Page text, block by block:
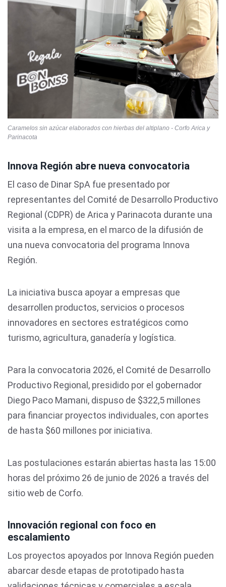
Caramelos sin azúcar elaborados con hierbas del altiplano - Corfo Arica y
Parinacota
Innova Región abre nueva convocatoria
El caso de Dinar SpA fue presentado por
representantes del Comité de Desarrollo Productivo
Regional (CDPR) de Arica y Parinacota durante una
visita a la empresa, en el marco de la difusión de
una nueva convocatoria del programa Innova
Región.
La iniciativa busca apoyar a empresas que
desarrollen productos, servicios o procesos
innovadores en sectores estratégicos como
turismo, agricultura, ganadería y logística.
Para la convocatoria 2026, el Comité de Desarrollo
Productivo Regional, presidido por el gobernador
Diego Paco Mamani, dispuso de $322,5 millones
para financiar proyectos individuales, con aportes
de hasta $60 millones por iniciativa.
Las postulaciones estarán abiertas hasta las 15:00
horas del próximo 26 de junio de 2026 a través del
sitio web de Corfo.
Innovación regional con foco en
escalamiento
Los proyectos apoyados por Innova Región pueden
abarcar desde etapas de prototipado hasta